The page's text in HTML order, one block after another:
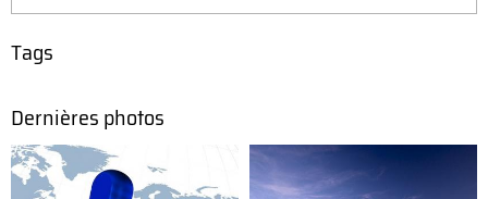
Tags
Dernières photos